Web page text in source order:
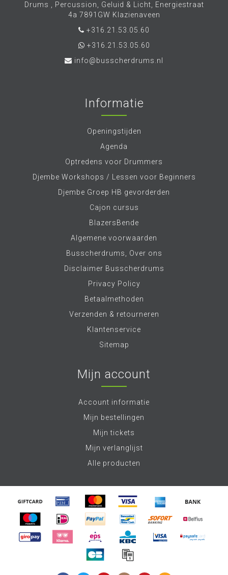
Drums , Percussion, Geluid & Licht, Energiestraat
4a 7891GW Klazienaveen
+316.21.53.05.60
+316.21.53.05.60
info@busscherdrums.nl
Informatie
Openingstijden
Agenda
Optredens voor Drummers
Djembe Workshops / Lessen voor Beginners
Djembe Groep HB gevorderden
Cajon cursus
BlazersBende
Algemene voorwaarden
Busscherdrums, Over ons
Disclaimer Busscherdrums
Privacy Policy
Betaalmethoden
Verzenden & retourneren
Klantenservice
Sitemap
Mijn account
Account informatie
Mijn bestellingen
Mijn tickets
Mijn verlanglijst
Alle producten